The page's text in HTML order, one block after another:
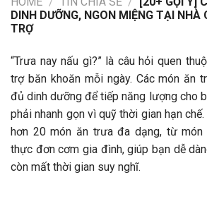
DINH DƯỠNG, NGON MIỆNG TẠI NHÀ
TRỢ
“Trưa nay nấu gì?” là câu hỏi quen
trợ băn khoăn mỗi ngày. Các món ăn
đủ dinh dưỡng để tiếp năng lượng cho
phải nhanh gọn vì quỹ thời gian hạn
hơn 20 món ăn trưa đa dạng, từ món
thực đơn cơm gia đình, giúp bạn dễ
còn mất thời gian suy nghĩ.